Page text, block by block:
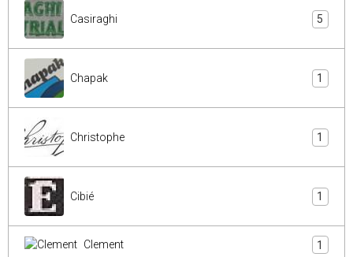
Casiraghi 5
Chapak 1
Christophe 1
Cibié 1
Clement 1